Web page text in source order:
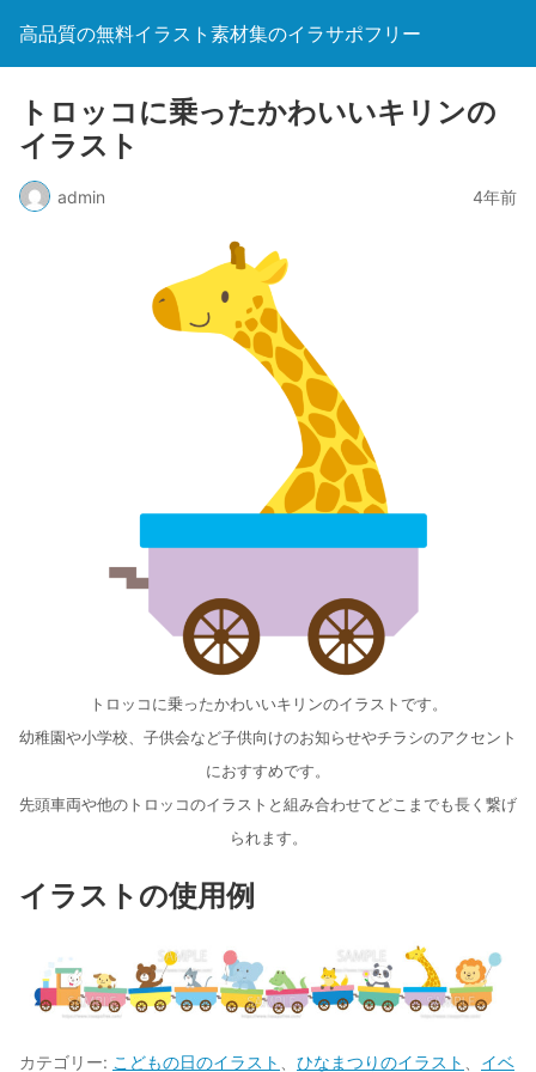
高品質の無料イラスト素材集のイラサポフリー
トロッコに乗ったかわいいキリンの
イラスト
admin 4年前
トロッコに乗ったかわいいキリンのイラストです。
幼稚園や小学校、子供会など子供向けのお知らせやチラシのアクセント
におすすめです。
先頭車両や他のトロッコのイラストと組み合わせてどこまでも長く繋げ
られます。
イラストの使用例
カテゴリー: こどもの日のイラスト ひなまつりのイラスト イベ